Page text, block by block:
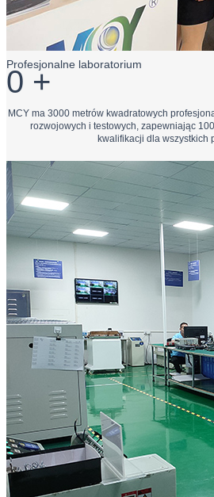
Profesjonalne laboratorium
0 +
MCY ma 3000 metrów kwadratowych
rozwojowych i testowych, zapewniając
kwalifikacji dla wszystkich